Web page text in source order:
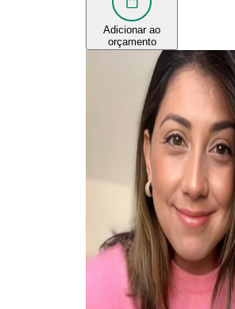
Adicionar ao
orçamento